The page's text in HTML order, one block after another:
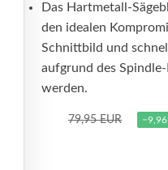
Das Hartmetall-
den idealen
Schnittbild und
aufgrund des
werden.
79,95 EUR −9,96